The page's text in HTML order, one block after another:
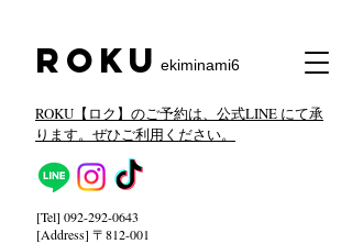
​Roku ekiminami6
[Tel] 092-292-0643
[Address] 〒812-001
ROKU【ロク】のご予約は、公式LINE にて承
ります。ぜひご利用ください。